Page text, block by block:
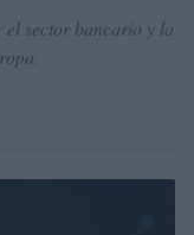
sector bancario y la